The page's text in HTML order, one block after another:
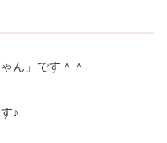
ん」です＾＾
♪